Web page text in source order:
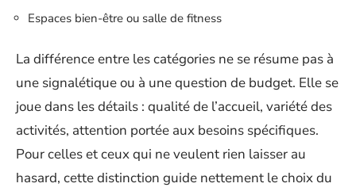
Espaces bien-être ou salle de fitness
La différence entre les catégories ne se résume pas à
une signalétique ou à une question de budget. Elle se
joue dans les détails : qualité de l’accueil, variété des
activités, attention portée aux besoins spécifiques.
Pour celles et ceux qui ne veulent rien laisser au
hasard, cette distinction guide nettement le choix du